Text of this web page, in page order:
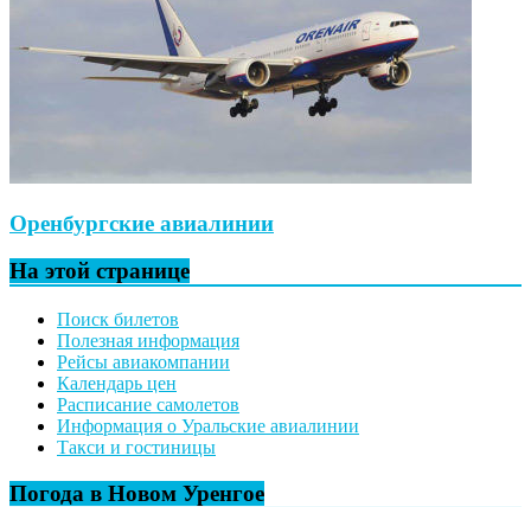
Оренбургские авиалинии
На этой странице
Поиск билетов
Полезная информация
Рейсы авиакомпании
Календарь цен
Расписание самолетов
Информация о Уральские авиалинии
Такси и гостиницы
Погода в Новом Уренгое